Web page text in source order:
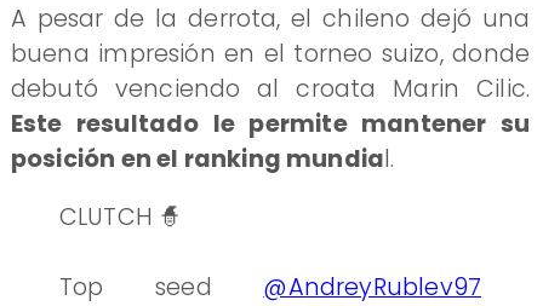
A pesar de la derrota, el chileno dejó una
buena impresión en el torneo suizo, donde
debutó venciendo al croata Marin Cilic.
Este resultado le permite mantener su
posición en el ranking mundial.
CLUTCH 🧙
Top seed @AndreyRublev97